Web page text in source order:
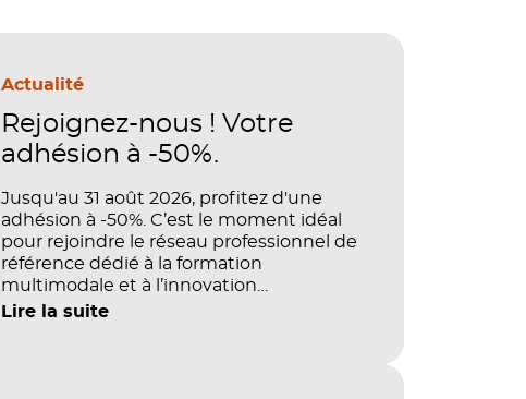
Actualité
Rejoignez-nous ! Votre
adhésion à -50%.
Jusqu'au 31 août 2026, profitez d'une
adhésion à -50%. C’est le moment idéal
pour rejoindre le réseau professionnel de
référence dédié à la formation
multimodale et à l’innovation
pédagogique.
Lire la suite